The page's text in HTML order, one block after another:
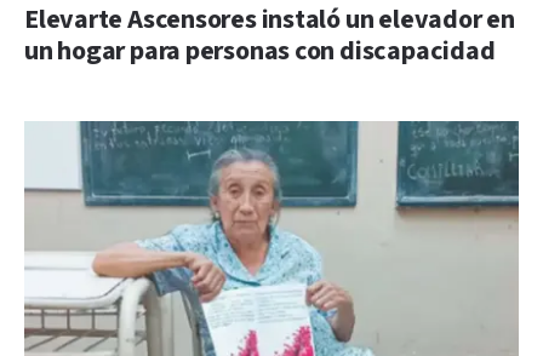
Elevarte Ascensores instaló un elevador en
un hogar para personas con discapacidad